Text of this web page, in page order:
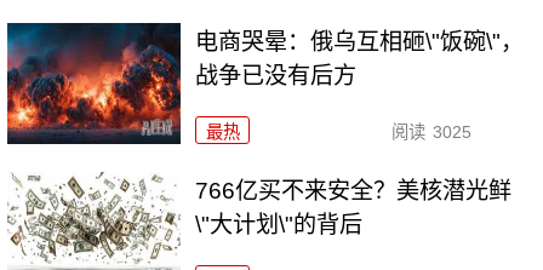
电商哭晕：俄乌互相砸\"饭碗\"，
战争已没有后方
最热 阅读 3025
766亿买不来安全？美核潜光鲜
\"大计划\"的背后